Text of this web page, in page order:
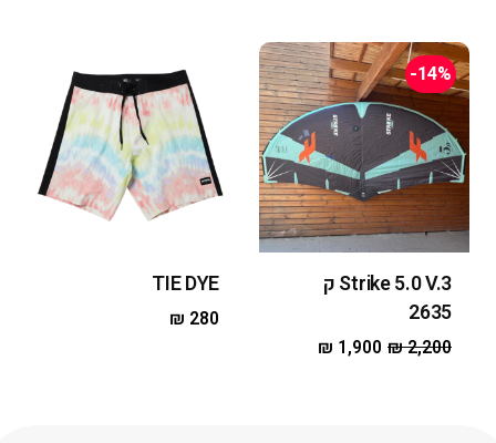
-14%
Strike 5.0 V.3 ק
2635
₪2,200
₪ 1,900
TIE DYE
₪ 280